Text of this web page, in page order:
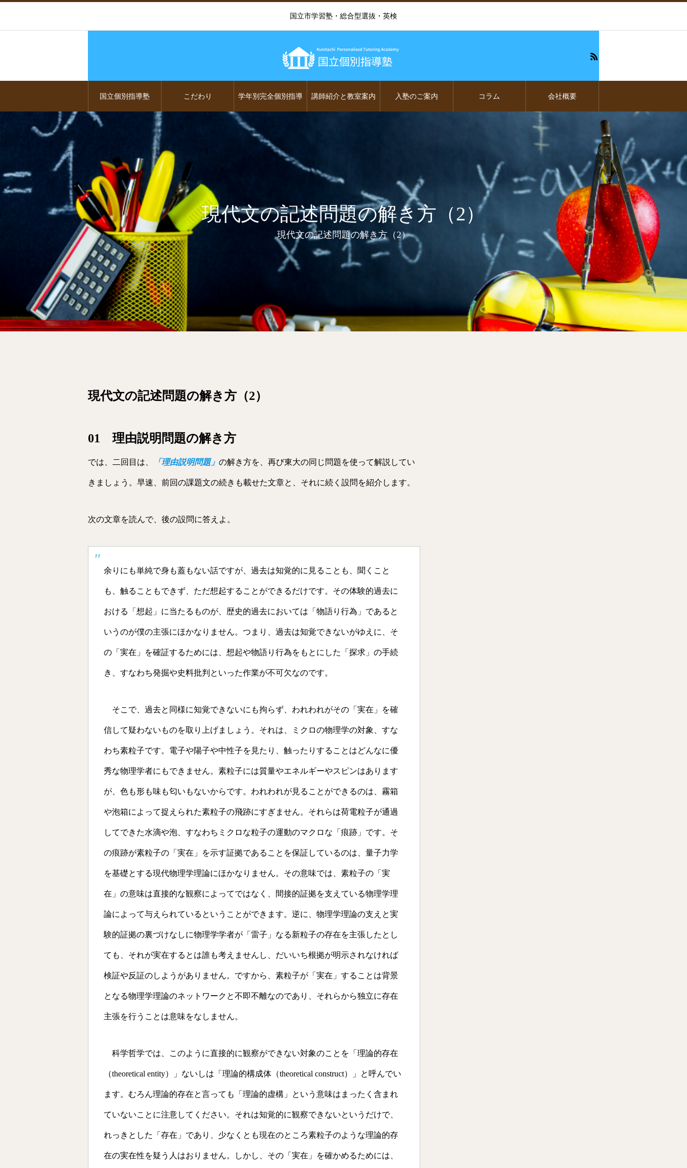
国立市学習塾・総合型選抜・英検
国立個別指導塾 こだわり 学年別完全個別指導 講師紹介と教室案内 入塾のご案内 コラム 会社概要
現代文の記述問題の解き方（2）
現代文の記述問題の解き方（2）
現代文の記述問題の解き方（2）
01 理由説明問題の解き方
では、二回目は、 「理由説明問題」 の解き方を、再び東大の同じ問題を使って解説してい
きましょう。早速、前回の課題文の続きも載せた文章と、それに続く設問を紹介します。
次の文章を読んで、後の設問に答えよ。
余りにも単純で身も蓋もない話ですが、過去は知覚的に見ることも、聞くこと
も、触ることもできず、ただ想起することができるだけです。その体験的過去に
おける「想起」に当たるものが、歴史的過去においては「物語り行為」であると
いうのが僕の主張にほかなりません。つまり、過去は知覚できないがゆえに、そ
の「実在」を確証するためには、想起や物語り行為をもとにした「探求」の手続
き、すなわち発掘や史料批判といった作業が不可欠なのです。
そこで、過去と同様に知覚できないにも拘らず、われわれがその「実在」を確
信して疑わないものを取り上げましょう。それは、ミクロの物理学の対象、すな
わち素粒子です。電子や陽子や中性子を見たり、触ったりすることはどんなに優
秀な物理学者にもできません。素粒子には質量やエネルギーやスピンはあります
が、色も形も味も匂いもないからです。われわれが見ることができるのは、霧箱
や泡箱によって捉えられた素粒子の飛跡にすぎません。それらは荷電粒子が通過
してできた水滴や泡、すなわちミクロな粒子の運動のマクロな「痕跡」です。そ
の痕跡が素粒子の「実在」を示す証拠であることを保証しているのは、量子力学
を基礎とする現代物理学理論にほかなりません。その意味では、素粒子の「実
在」の意味は直接的な観察によってではなく、間接的証拠を支えている物理学理
論によって与えられているということができます。逆に、物理学理論の支えと実
験的証拠の裏づけなしに物理学学者が「雷子」なる新粒子の存在を主張したとし
ても、それが実在するとは誰も考えませんし、だいいち根拠が明示されなければ
検証や反証のしようがありません。ですから、素粒子が「実在」することは背景
となる物理学理論のネットワークと不即不離なのであり、それらから独立に存在
主張を行うことは意味をなしません。
科学哲学では、このように直接的に観察ができない対象のことを「理論的存在
（theoretical entity）」ないしは「理論的構成体（theoretical construct）」と呼んでい
ます。むろん理論的存在と言っても「理論的虚構」という意味はまったく含まれ
ていないことに注意してください。それは知覚的に観察できないというだけで、
れっきとした「存在」であり、少なくとも現在のところ素粒子のような理論的存
在の実在性を疑う人はおりません。しかし、その「実在」を確かめるためには、